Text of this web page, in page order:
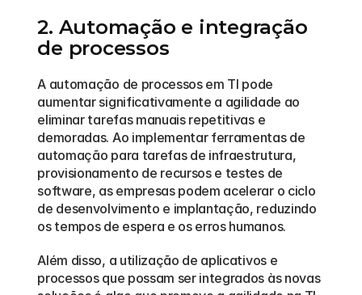
2. Automação e integração
de processos
A automação de processos em TI pode
aumentar significativamente a agilidade ao
eliminar tarefas manuais repetitivas e
demoradas. Ao implementar ferramentas de
automação para tarefas de infraestrutura,
provisionamento de recursos e testes de
software, as empresas podem acelerar o ciclo
de desenvolvimento e implantação, reduzindo
os tempos de espera e os erros humanos.
Além disso, a utilização de aplicativos e
processos que possam ser integrados às novas